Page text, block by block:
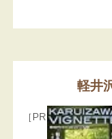
軽井
［PR］